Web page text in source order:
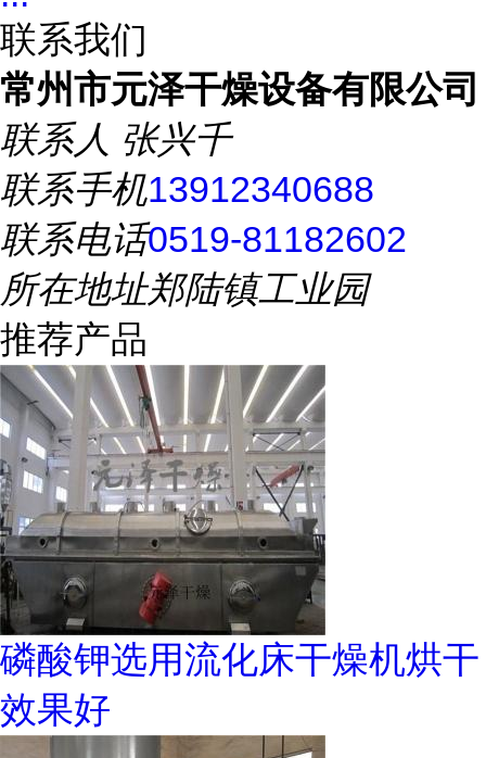
联系我们
常州市元泽干燥设备有限公司
联系人 张兴千
联系手机13912340688
联系电话0519-81182602
所在地址郑陆镇工业园
推荐产品
磷酸钾选用流化床干燥机烘干
效果好